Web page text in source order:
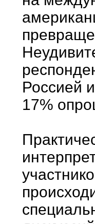
Россией
17%